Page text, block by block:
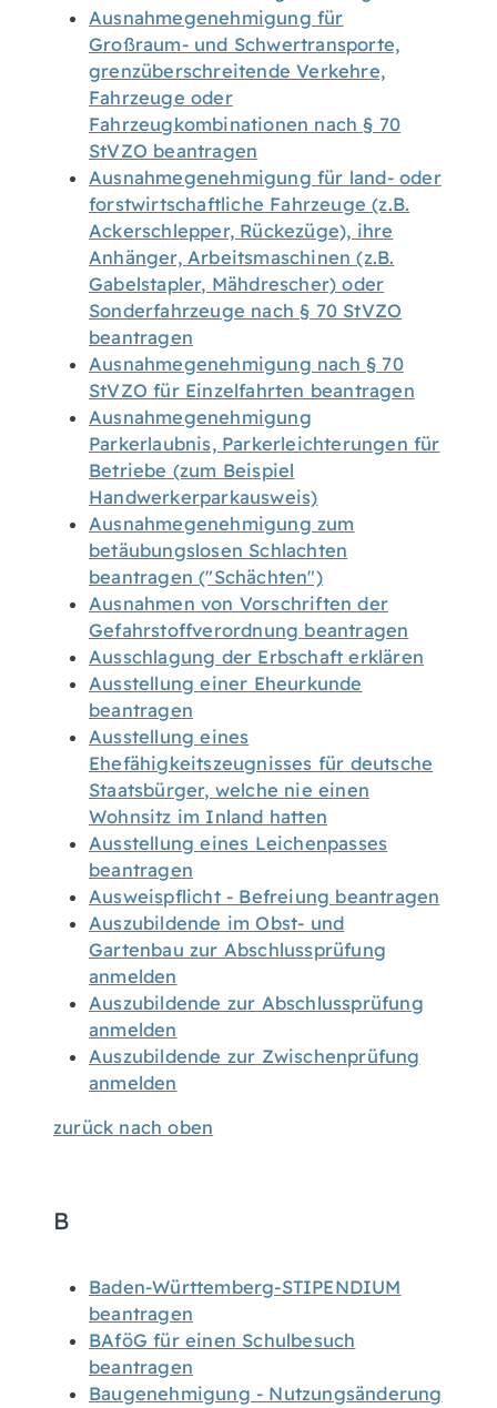
Ausnahmegenehmigung für
Großraum- und Schwertransporte,
grenzüberschreitende Verkehre,
Fahrzeuge oder
Fahrzeugkombinationen nach § 70
StVZO beantragen
Ausnahmegenehmigung für land- oder
forstwirtschaftliche Fahrzeuge (z.B.
Ackerschlepper, Rückezüge), ihre
Anhänger, Arbeitsmaschinen (z.B.
Gabelstapler, Mähdrescher) oder
Sonderfahrzeuge nach § 70 StVZO
beantragen
Ausnahmegenehmigung nach § 70
StVZO für Einzelfahrten beantragen
Ausnahmegenehmigung
Parkerlaubnis, Parkerleichterungen für
Betriebe (zum Beispiel
Handwerkerparkausweis)
Ausnahmegenehmigung zum
betäubungslosen Schlachten
beantragen ("Schächten")
Ausnahmen von Vorschriften der
Gefahrstoffverordnung beantragen
Ausschlagung der Erbschaft erklären
Ausstellung einer Eheurkunde
beantragen
Ausstellung eines
Ehefähigkeitszeugnisses für deutsche
Staatsbürger, welche nie einen
Wohnsitz im Inland hatten
Ausstellung eines Leichenpasses
beantragen
Ausweispflicht - Befreiung beantragen
Auszubildende im Obst- und
Gartenbau zur Abschlussprüfung
anmelden
Auszubildende zur Abschlussprüfung
anmelden
Auszubildende zur Zwischenprüfung
anmelden
zurück nach oben
B
Baden-Württemberg-STIPENDIUM
beantragen
BAföG für einen Schulbesuch
beantragen
Baugenehmigung - Nutzungsänderung